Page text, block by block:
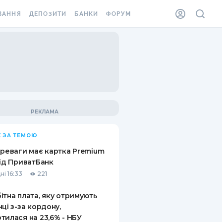
ВІНЬЄТКА
ВІД
ВИПАДКІВ
ДЕПОЗИТИ
ПИТАННЯ ТА ВІДПОВІДІ
ПУТІВНИКИ ПО
БАНКИ ФОРУМ
ЗА ТЕМОЮ
має картка Premium
ПриватБанк
16:33 221
плата, яку отримують
з-за кордону,
на 23,6% - НБУ